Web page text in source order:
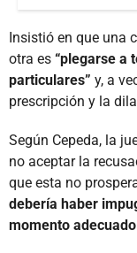
Insistió en que una
otra es “plegarse a
particulares” y, a
prescripción y la
Según Cepeda, la
no aceptar la
que esta no
debería haber
momento